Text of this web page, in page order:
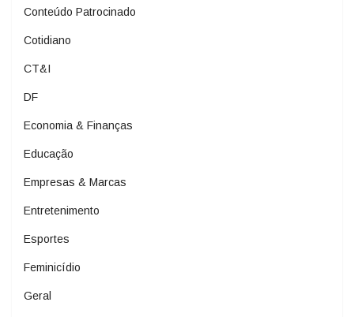
Conteúdo Patrocinado
Cotidiano
CT&I
DF
Economia & Finanças
Educação
Empresas & Marcas
Entretenimento
Esportes
Feminicídio
Geral